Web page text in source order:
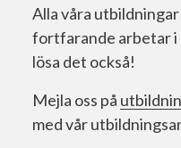
Alla våra utbildningar
fortfarande arbetar i
lösa det också!
Mejla oss på
med vår